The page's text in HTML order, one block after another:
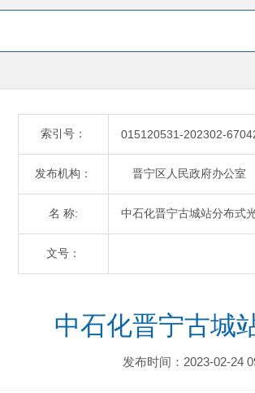
索引号： 015120531-202302-
发布机构： 晋宁区人民政府办公室
名 称: 中石化晋宁古城站分布式
文号：
中石化晋宁古城
发布时间：2023-02-24